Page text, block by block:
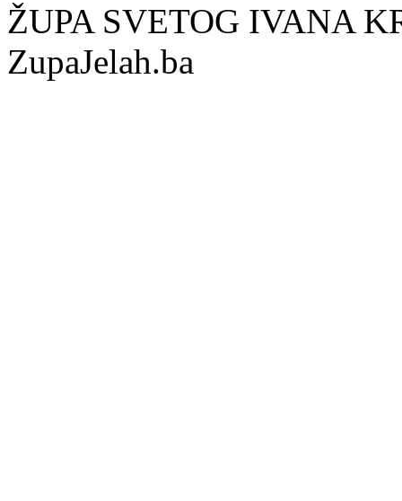
ŽUPA SVETOG IVANA
ZupaJelah.ba